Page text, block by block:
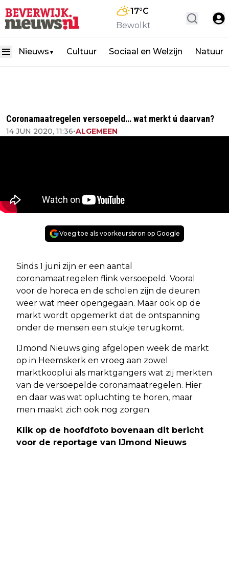
17°C
Bewolkt
Nieuws ▼ Cultuur Sociaal en Welzijn Natuur
Coronamaatregelen versoepeld… wat merkt ú daarvan?
14 JUN 2020, 11:36•ALGEMEEN
Voeg toe als voorkeursbron op Google
Sinds 1 juni zijn er een aantal
coronamaatregelen flink versoepeld. Vooral
voor de horeca en de scholen zijn de deuren
weer wat meer opengegaan. Maar ook op de
markt wordt opgemerkt dat de ontspanning
onder de mensen een stukje terugkomt.
IJmond Nieuws ging afgelopen week de markt
op in Heemskerk en vroeg aan zowel
marktkooplui als marktgangers wat zij merkten
van de versoepelde coronamaatregelen. Hier
en daar was wat opluchting te horen, maar
men maakt zich ook nog zorgen.
Klik op de hoofdfoto bovenaan dit bericht
voor de reportage van IJmond Nieuws